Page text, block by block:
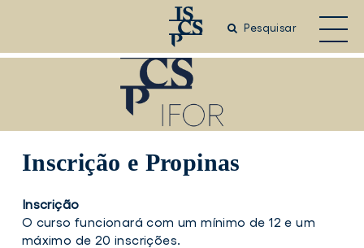
conteúdo
Pesquisar
Inscrição e Propinas
Inscrição
O curso funcionará com um mínimo de 12 e um
máximo de 20 inscrições.